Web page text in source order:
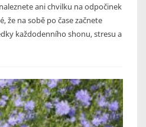
ani chvilku na odpočinek
že na sobě po čase začnete
každodenního shonu, stresu a